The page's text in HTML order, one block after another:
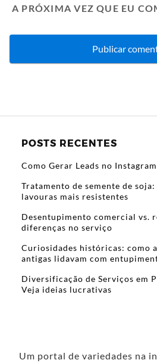
A PRÓXIMA VEZ QUE EU
POSTS RECENTES
Como Gerar Leads no
Tratamento de semente de
lavouras mais resistentes
Desentupimento comercial vs.
diferenças no serviço
Curiosidades históricas: como
antigas lidavam com
Diversificação de Serviços em
Veja ideias lucrativas
Um portal de variedades na